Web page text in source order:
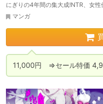
にぎりの4年間の集大成!NTR、女性
マンガ